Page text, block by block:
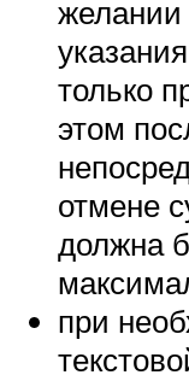
желании
только
этом
отмене
должна
при